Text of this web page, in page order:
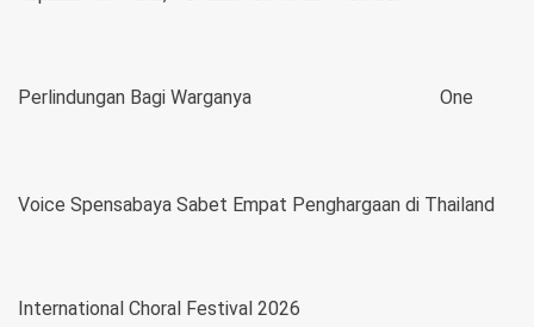
Perlindungan Bagi Warganya One
Voice Spensabaya Sabet Empat Penghargaan di Thailand
International Choral Festival 2026